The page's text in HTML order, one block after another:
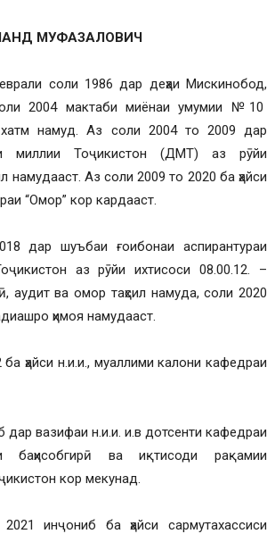
МУФАЗАЛОВИЧ
соли 1986 дар деҳаи Мискинобод,
2004 мактаби миёнаи умумии №10
хатм намуд. Аз соли 2004 то 2009 дар
миллии Тоҷикистон (ДМТ) аз рӯйи
намудааст. Аз соли 2009 то 2020 ба ҳайси
“Омор” кор кардааст.
дар шуъбаи ғоибонаи аспирантураи
аз рӯйи ихтисоси 08.00.12. –
аудит ва омор таҳсил намуда, соли 2020
ҳимоя намудааст.
ҳайси н.и.и., муаллими калони кафедраи
дар вазифаи н.и.и. и.в дотсенти кафедраи
баҳисобгирӣ ва иқтисоди рақамии
кор мекунад.
инҷониб ба ҳайси сармутахассиси